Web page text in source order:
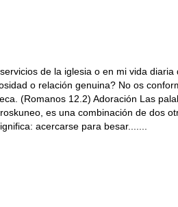
de la iglesia o en mi vida
o relación genuina? No os
(Romanos 12.2) Adoración Las
es una combinación de dos
acercarse para besar.......